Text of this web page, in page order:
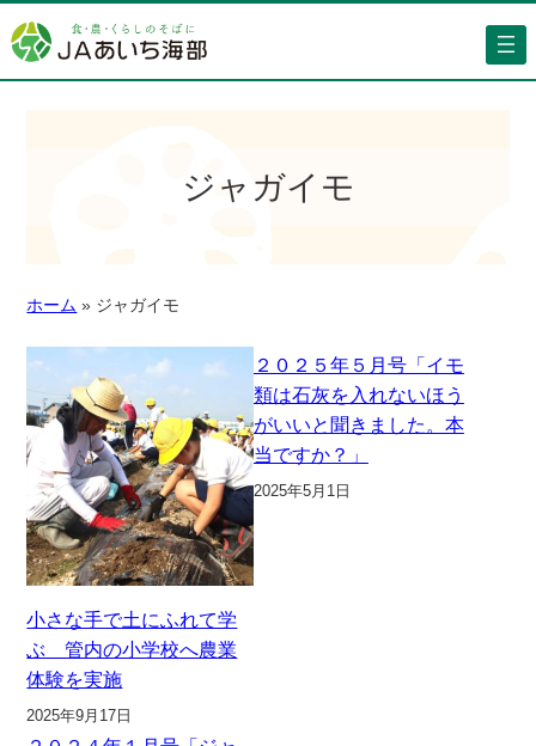
ジャガイモ
ホーム » ジャガイモ
小さな手で土にふれて学
ぶ 管内の小学校へ農業
体験を実施
2025年9月17日
２０２５年５月号「イモ
類は石灰を入れないほう
がいいと聞きました。本
当ですか？」
2025年5月1日